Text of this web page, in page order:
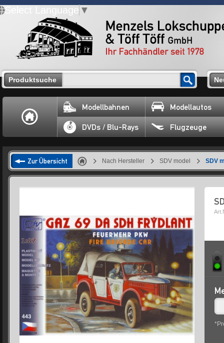
Select Language ▼
Produktsuche
Modellbahnen Modellautos
DVDs / Blu-Rays Flugzeuge
Zur Übersicht Nach Hersteller SDV model SDV